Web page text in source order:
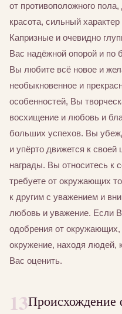
от противоположного
красота, сильный
Капризные и очевидно
Вас надёжной опорой и по
Вы любите всё новое и
необыкновенное и
особенностей, Вы
восхищение и любовь и
больших успехов. Вы
и упёрто движется к
награды. Вы относитесь к
требуете от окружающих
к другим с уважением и
любовь и уважение. Если
одобрения от
окружение, находя людей,
Вас оценить.
13